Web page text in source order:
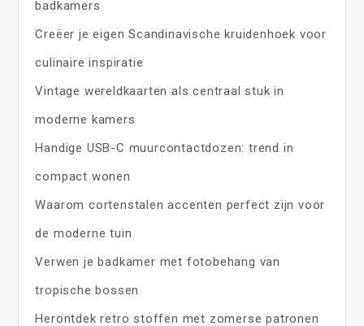
badkamers
Creëer je eigen Scandinavische kruidenhoek voor
culinaire inspiratie
Vintage wereldkaarten als centraal stuk in
moderne kamers
Handige USB-C muurcontactdozen: trend in
compact wonen
Waarom cortenstalen accenten perfect zijn voor
de moderne tuin
Verwen je badkamer met fotobehang van
tropische bossen
Herontdek retro stoffen met zomerse patronen